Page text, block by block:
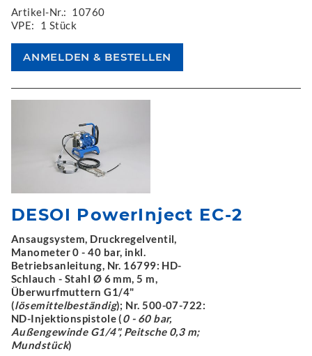
Artikel-Nr.: 10760
VPE:
1 Stück
DESOI PowerInject EC-2
Ansaugsystem, Druckregelventil,
Manometer 0 - 40 bar, inkl.
Betriebsanleitung, Nr. 16799: HD-
Schlauch - Stahl Ø 6 mm, 5 m,
Überwurfmuttern G1/4"
(lösemittelbeständig); Nr. 500-07-722:
ND-Injektionspistole (0 - 60 bar,
Außengewinde G1/4", Peitsche 0,3 m;
Mundstück)